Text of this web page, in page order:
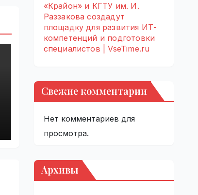
«Крайон» и КГТУ им. И.
Раззакова создадут
площадку для развития ИТ-
компетенций и подготовки
специалистов | VseTime.ru
Свежие комментарии
Нет комментариев для
просмотра.
Архивы